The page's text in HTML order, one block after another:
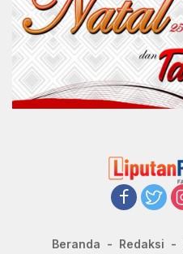
Beranda Redaksi